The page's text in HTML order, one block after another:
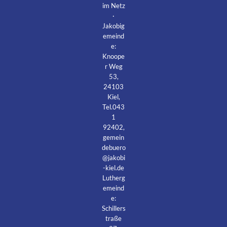
im Netz
·
Jakobig
emeind
e:
Knoope
r Weg
53,
24103
Kiel,
Tel.043
1
92402,
gemein
debuero
@jakobi
-kiel.de
Lutherg
emeind
e:
Schillers
traße